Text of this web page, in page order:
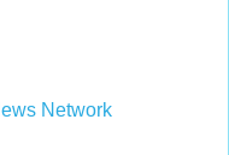
Network